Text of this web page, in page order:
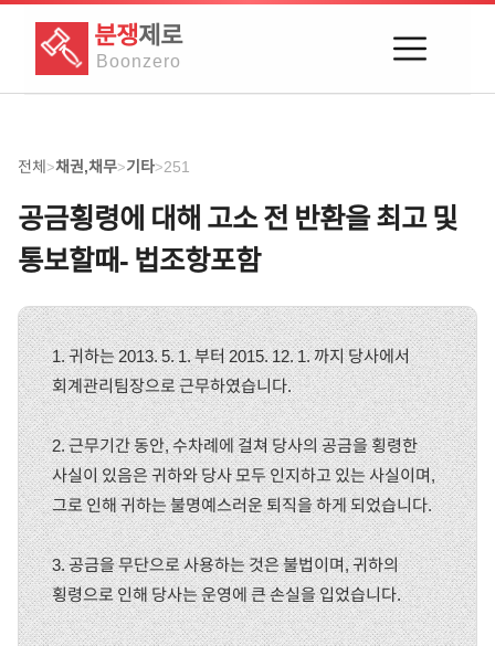
분쟁제로
Boonzero
전체>채권,채무>기타>251
공금횡령에 대해 고소 전 반환을 최고 및
통보할때- 법조항포함
1. 귀하는 2013. 5. 1. 부터 2015. 12. 1. 까지 당사에서
회계관리팀장으로 근무하였습니다.
2. 근무기간 동안, 수차례에 걸쳐 당사의 공금을 횡령한
사실이 있음은 귀하와 당사 모두 인지하고 있는 사실이며,
그로 인해 귀하는 불명예스러운 퇴직을 하게 되었습니다.
3. 공금을 무단으로 사용하는 것은 불법이며, 귀하의
횡령으로 인해 당사는 운영에 큰 손실을 입었습니다.